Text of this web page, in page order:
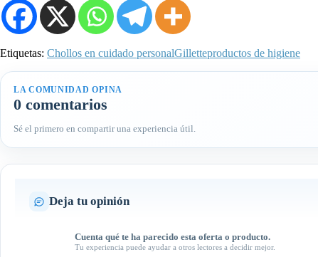
Etiquetas: Chollos en cuidado personalGilletteproductos de higiene
LA COMUNIDAD OPINA
0 comentarios
Sé el primero en compartir una experiencia útil.
Deja tu opinión
Cuenta qué te ha parecido esta oferta o producto.
Tu experiencia puede ayudar a otros lectores a decidir mejor.